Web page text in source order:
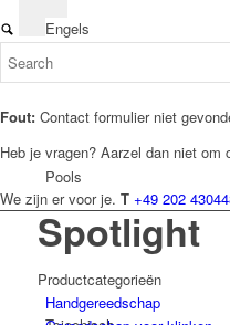
Engels
Pools
Fout: Contact formulier niet
Heb je vragen? Aarzel dan niet
We zijn er voor je. T +49 202
Spotlight
Productcategorieën
Handgereedschap